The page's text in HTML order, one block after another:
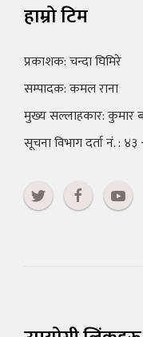
हाम्रो टिम
प्रकाशक: चन्दा घिमिरे
सम्पादक: कमल राना
मुख्य सल्लाहकार: कुमार
सूचना विभाग दर्ता नं. :